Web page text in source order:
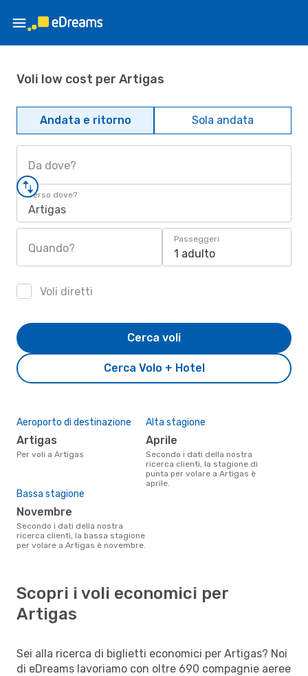
Voli low cost per Artigas
Andata e ritorno Sola andata
Da dove?
Verso dove?
Artigas
Quando?
Passeggeri
1 adulto
Voli diretti
Cerca Volo + Hotel
Cerca voli
Aeroporto di destinazione
Artigas
Per voli a Artigas
Alta stagione
aprile
Secondo i dati della nostra
ricerca clienti, la stagione di
punta per volare a Artigas è
aprile.
Bassa stagione
novembre
Secondo i dati della nostra
ricerca clienti, la bassa stagione
per volare a Artigas è novembre.
Scopri i voli economici per
Artigas
Sei alla ricerca di biglietti economici per Artigas? Noi
di eDreams lavoriamo con oltre 690 compagnie aeree